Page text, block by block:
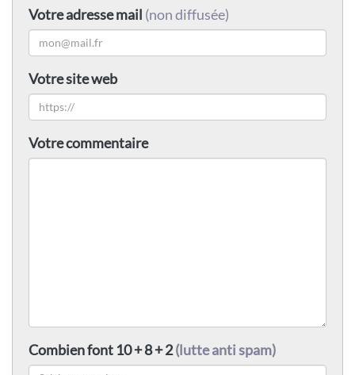
Votre adresse mail (non diffusée)
Votre site web
Votre commentaire
Combien font 10 + 8 + 2(lutte anti spam)